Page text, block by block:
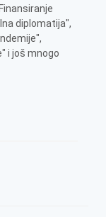
diplomatija",
i još mnogo